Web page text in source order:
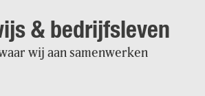
& bedrijfsleven
wij aan samenwerken